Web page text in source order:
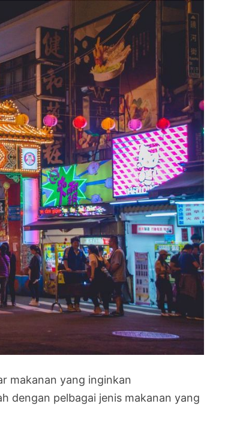
makanan yang inginkan
dengan pelbagai jenis makanan yang